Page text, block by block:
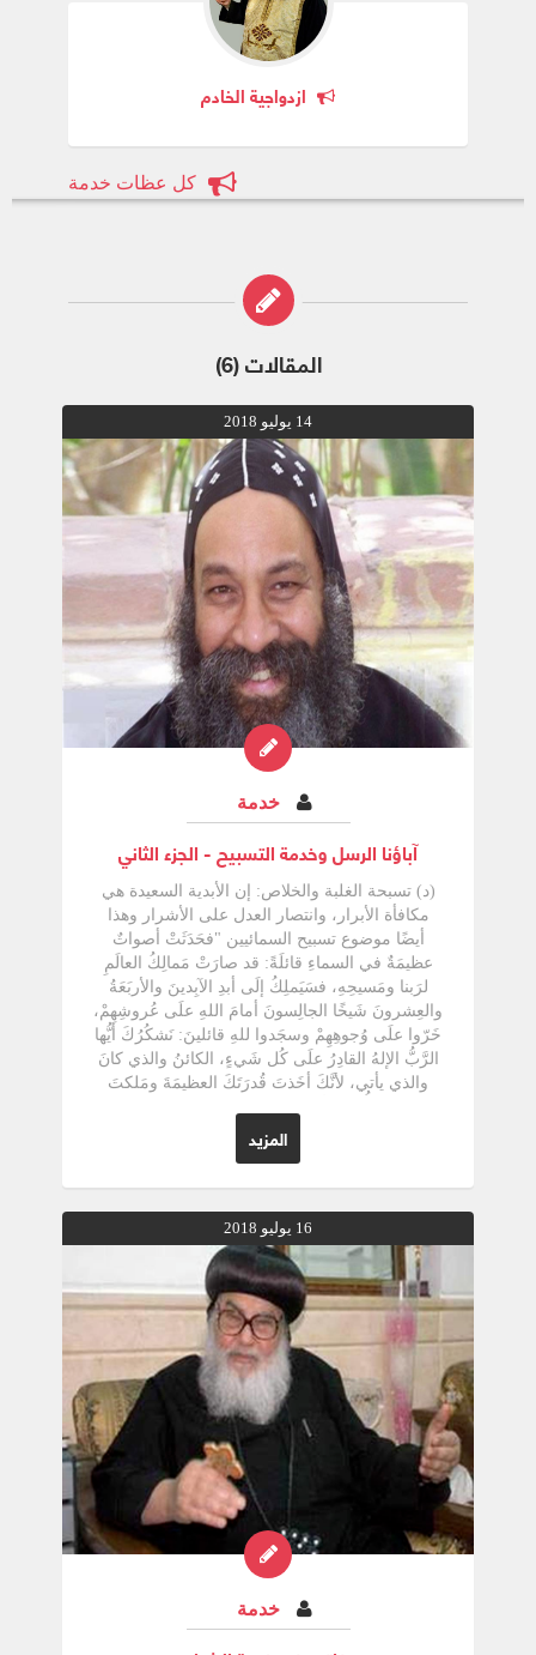
ازدواجية الخادم
كل عظات خدمة
المقالات (6)
14 يوليو 2018
خدمة
آباؤنا الرسل وخدمة التسبيح - الجزء الثاني
(د) تسبحة الغلبة والخلاص: إن الأبدية السعيدة هي
مكافأة الأبرار، وانتصار العدل على الأشرار وهذا
أيضًا موضوع تسبيح السمائيين "فحَدَثَتْ أصواتٌ
عظيمَةٌ في السماءِ قائلَةً: قد صارَتْ مَمالِكُ العالَمِ
لرَبنا ومَسيحِهِ، فسَيَملِكُ إلَى أبدِ الآبِدينَ والأربَعَةُ
والعِشرونَ شَيخًا الجالِسونَ أمامَ اللهِ علَى عُروشِهِمْ،
خَرّوا علَى وُجوهِهِمْ وسجَدوا للهِ قائلينَ: نَشكُرُكَ أيُّها
الرَّبُّ الإلهُ القادِرُ علَى كُل شَيءٍ، الكائنُ والذي كانَ
والذي يأتي، لأنَّكَ أخَذتَ قُدرَتَكَ العظيمَةَ ومَلكتَ
ولتُعطَى الأُجرَةُ لعَبيدِكَ الأنبياءِ والقِديسينَ والخائفينَ
اسمَكَ، الصغارِ والكِبارِ، وليُهلكَ الذينَ كانوا يُهلِكونَ
العظيم وحده، وهناك كلمات تسبيح تُعبّر عن سيادة
الله، ومملكته الأبدية التي لن تزول، وهناك أيضًا
الخوارس التي (ترابع) التسبيح بطريقة الأنتيفونا
(المردات أو المرابعة) والأعظم أيضًا في هذا التسبيح
أن الملائكة مُتهللة لهزيمة الشيطان، وسقوطه،
وسقوط مملكته، وطرحه في بحيرة النار والكبريت
لذلك صارت هذه الهزيمة المنكرة موضوع تسبيحهم،
وبرهان شركتهم مع البشر القديسين الذين غلبوه بدم
الخروف وبكلمة شهادتهم "وسَمِعتُ صوتًا عظيمًا
قائلاً في السماءِ: الآنَ صارَ خَلاصُ إلهِنا وقُدرَتُهُ ومُلكُهُ
وسُلطانُ مَسيحِهِ، لأنَّهُ قد طُرِحَ المُشتَكي علَى
إخوَتِنا، الذي كانَ يَشتَكي علَيهِمْ أمامَ إلهِنا نهارًا وليلاً
وهُمْ غَلَبوهُ بدَمِ الخَروفِ وبكلِمَةِ شَهادَتِهِمْ، ولم يُحِبّوا
حَياتَهُمْ حتَّى الموتِ مِنْ أجلِ هذا، افرَحي أيَّتُها
السماواتُ والسّاكِنونَ فيها ويلٌ لساكِني الأرضِ
الهوس الأول الذي فيه نُسبِّح الله على نجاة شعبه،
المزيد
16 يوليو 2018
خدمة